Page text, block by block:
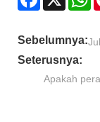
Sebelumnya:
Seterusnya:
Apakah